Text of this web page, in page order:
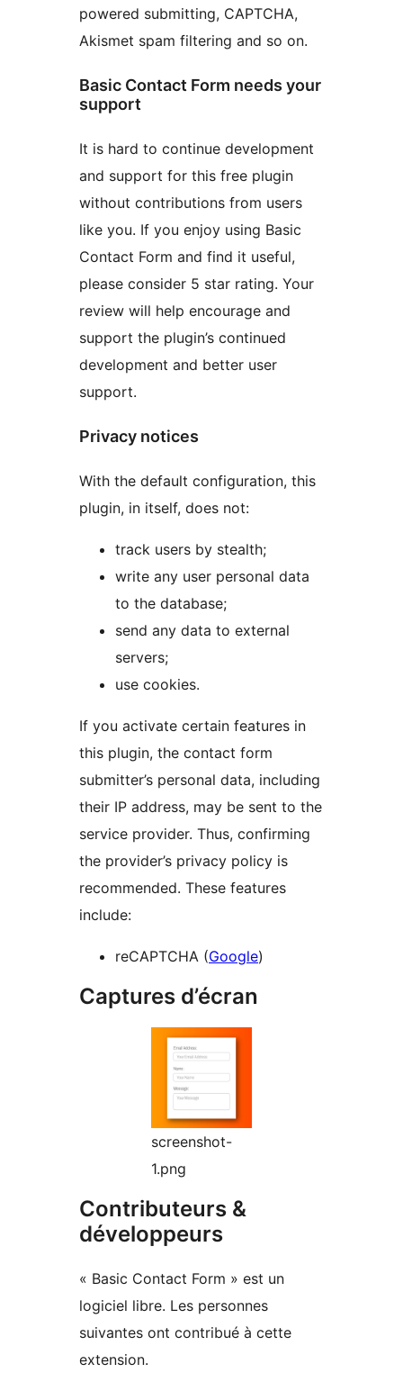
powered submitting, CAPTCHA,
Akismet spam filtering and so on.
Basic Contact Form needs your
support
It is hard to continue development
and support for this free plugin
without contributions from users
like you. If you enjoy using Basic
Contact Form and find it useful,
please consider 5 star rating. Your
review will help encourage and
support the plugin’s continued
development and better user
support.
Privacy notices
With the default configuration, this
plugin, in itself, does not:
track users by stealth;
write any user personal data
to the database;
send any data to external
servers;
use cookies.
If you activate certain features in
this plugin, the contact form
submitter’s personal data, including
their IP address, may be sent to the
service provider. Thus, confirming
the provider’s privacy policy is
recommended. These features
include:
reCAPTCHA (Google)
Captures d’écran
screenshot-
1.png
Contributeurs &
développeurs
« Basic Contact Form » est un
logiciel libre. Les personnes
suivantes ont contribué à cette
extension.